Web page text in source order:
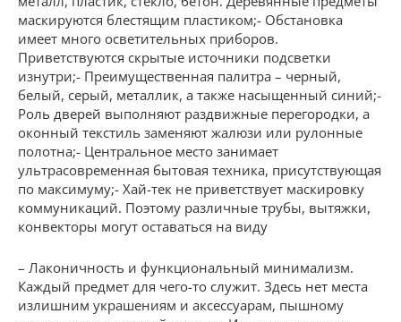
маскируются блестящим пластиком;- Обстановка
имеет много осветительных приборов.
Приветствуются скрытые источники подсветки
изнутри;- Преимущественная палитра – черный,
белый, серый, металлик, а также насыщенный синий;-
Роль дверей выполняют раздвижные перегородки, а
оконный текстиль заменяют жалюзи или рулонные
полотна;- Центральное место занимает
ультрасовременная бытовая техника, присутствующая
по максимуму;- Хай-тек не приветствует маскировку
коммуникаций. Поэтому различные трубы, вытяжки,
конвекторы могут оставаться на виду
– Лаконичность и функциональный минимализм.
Каждый предмет для чего-то служит. Здесь нет места
излишним украшениям и аксессуарам, пышному